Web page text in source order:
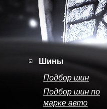
Шины
Подбор шин
Подбор шин по
марке авто